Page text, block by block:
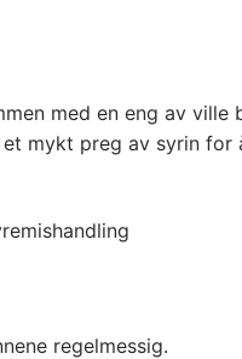
med en eng av ville
mykt preg av syrin for
regelmessig.